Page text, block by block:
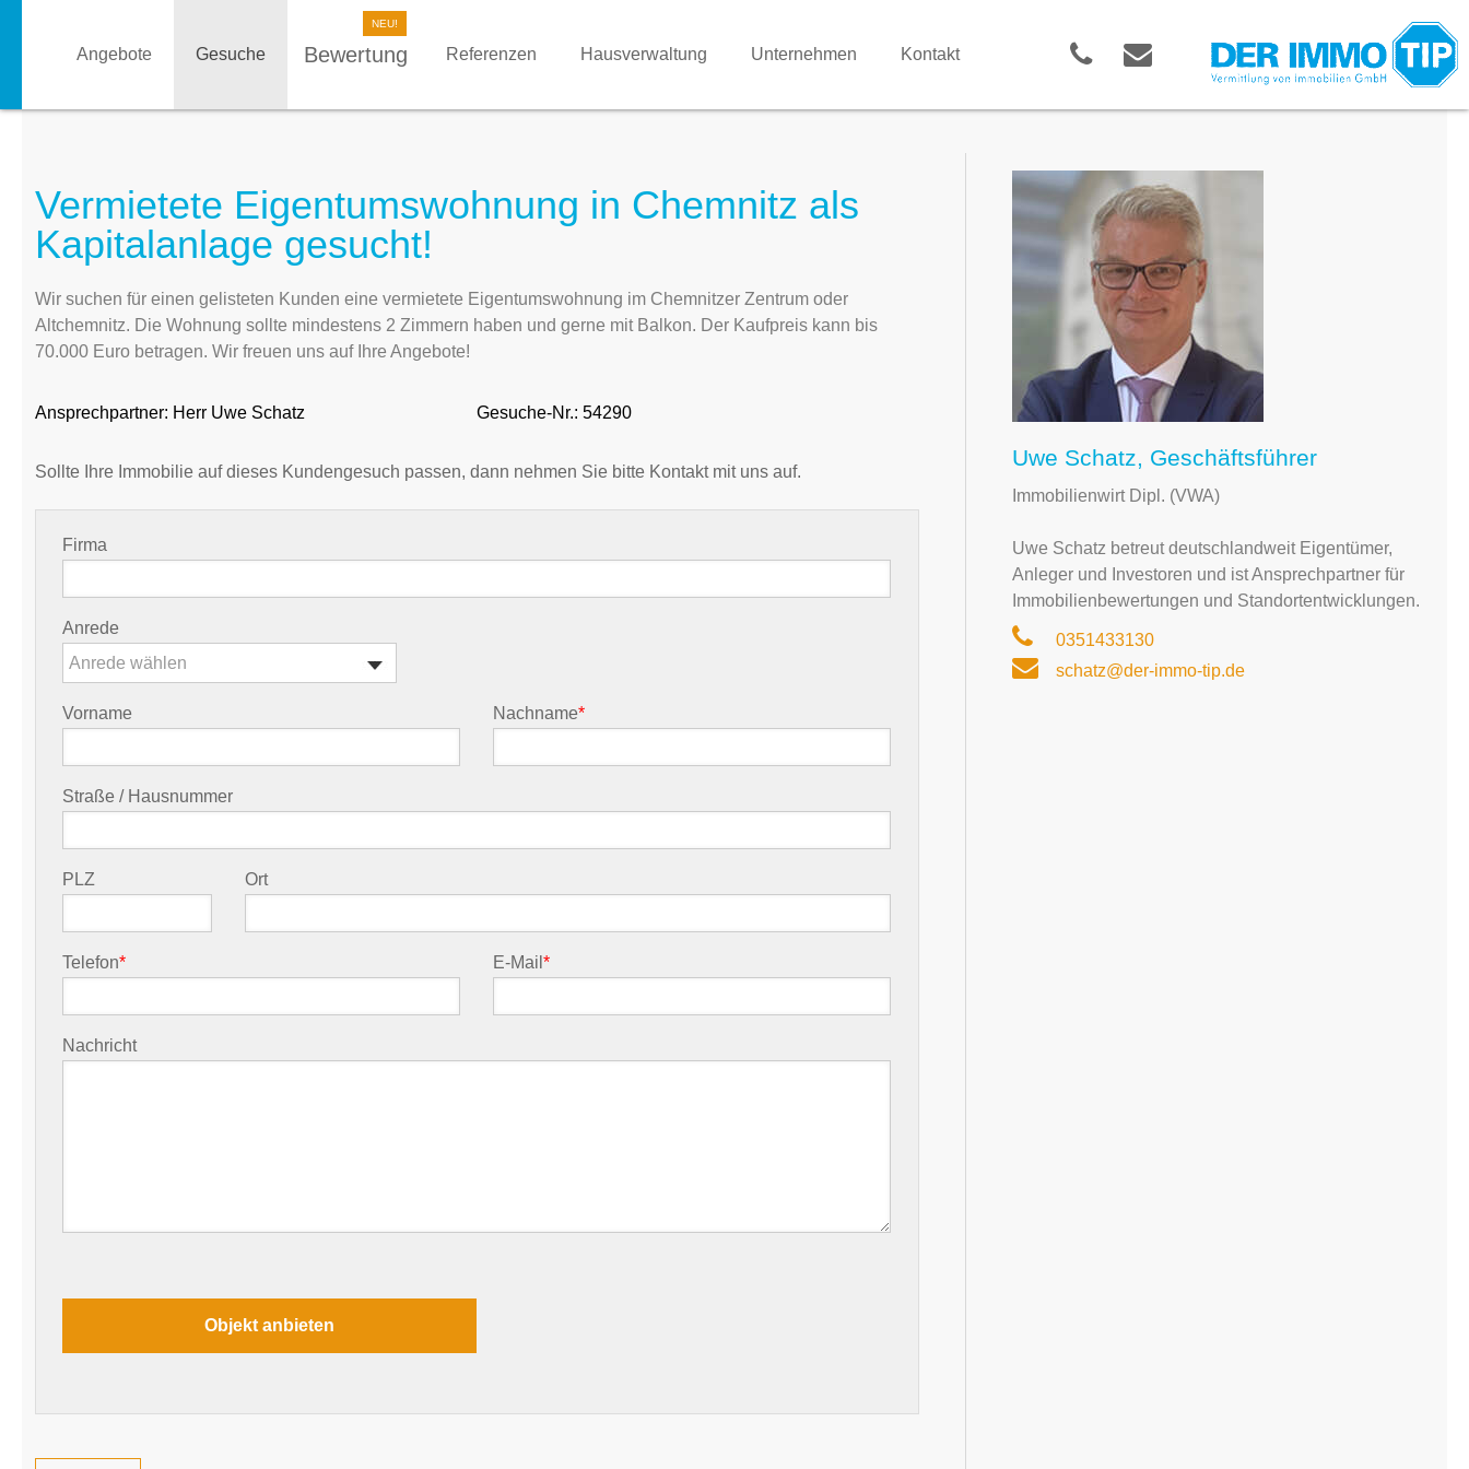
Angebote Gesuche Bewertung Referenzen Hausverwaltung Unternehmen Kontakt
Vermietete Eigentumswohnung in Chemnitz als
Kapitalanlage gesucht!
Wir suchen für einen gelisteten Kunden eine vermietete Eigentumswohnung im Chemnitzer Zentrum oder
Altchemnitz. Die Wohnung sollte mindestens 2 Zimmern haben und gerne mit Balkon. Der Kaufpreis kann bis
70.000 Euro betragen. Wir freuen uns auf Ihre Angebote!
Ansprechpartner: Herr Uwe Schatz Gesuche-Nr.: 54290
Sollte Ihre Immobilie auf dieses Kundengesuch passen, dann nehmen Sie bitte Kontakt mit uns auf.
Firma
Anrede
Anrede wählen
Vorname Nachname*
Straße / Hausnummer
PLZ Ort
Telefon* E-Mail*
Nachricht
Uwe Schatz, Geschäftsführer
Immobilienwirt Dipl. (VWA)
Uwe Schatz betreut deutschlandweit Eigentümer,
Anleger und Investoren und ist Ansprechpartner für
Immobilienbewertungen und Standortentwicklungen.
0351433130
schatz@der-immo-tip.de